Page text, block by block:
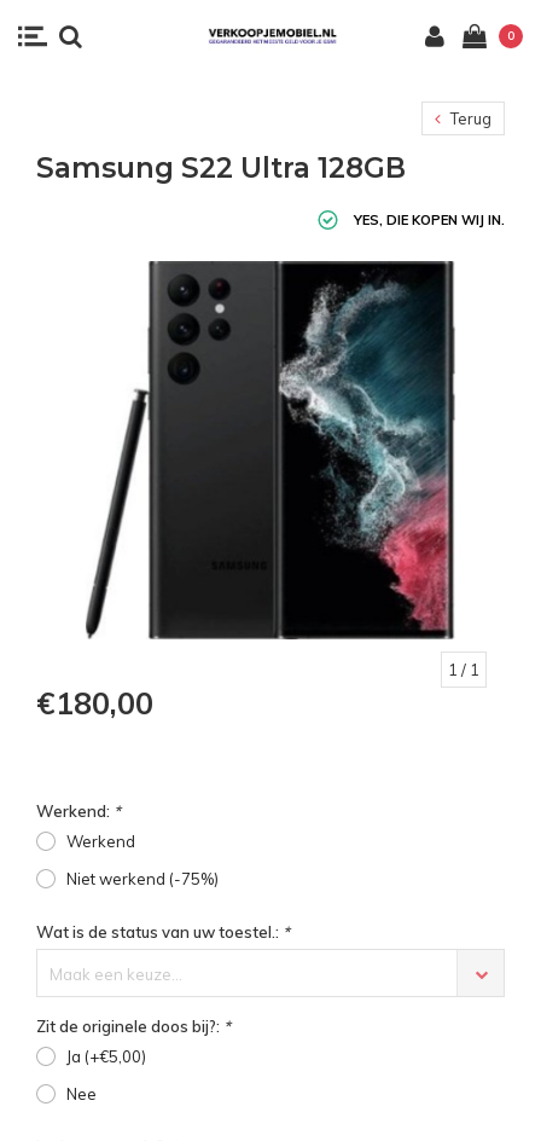
0
Terug
Samsung S22 Ultra 128GB
YES, DIE KOPEN WIJ IN.
1 / 1
€180,00
Werkend: *
Werkend
Niet werkend (-75%)
Wat is de status van uw toestel.: *
Maak een keuze...
Zit de originele doos bij?: *
Ja (+€5,00)
Nee